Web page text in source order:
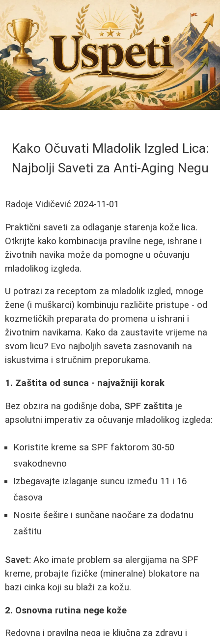
Kako Očuvati Mladolik Izgled Lica:
Najbolji Saveti za Anti-Aging Negu
Radoje Vidičević 2024-11-01
Praktični saveti za odlaganje starenja kože lica.
Otkrijte kako kombinacija pravilne nege, ishrane i
životnih navika može da pomogne u očuvanju
mladolikog izgleda.
U potrazi za receptom za mladolik izgled, mnoge
žene (i muškarci) kombinuju različite pristupe - od
kozmetičkih preparata do promena u ishrani i
životnim navikama. Kako da zaustavite vrijeme na
svom licu? Evo najboljih saveta zasnovanih na
iskustvima i stručnim preporukama.
1. Zaštita od sunca - najvažniji korak
Bez obzira na godišnje doba, SPF zaštita je
apsolutni imperativ za očuvanje mladolikog izgleda:
Koristite kreme sa SPF faktorom 30-50
svakodnevno
Izbegavajte izlaganje suncu između 11 i 16
časova
Nosite šešire i sunčane naočare za dodatnu
zaštitu
Savet: Ako imate problem sa alergijama na SPF
kreme, probajte fizičke (mineralne) blokatore na
bazi cinka koji su blaži za kožu.
2. Osnovna rutina nege kože
Redovna i pravilna nega je ključna za zdravu i